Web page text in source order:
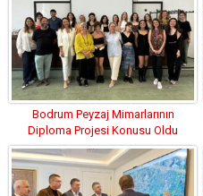
Bodrum Peyzaj Mimarlarının
Diploma Projesi Konusu Oldu